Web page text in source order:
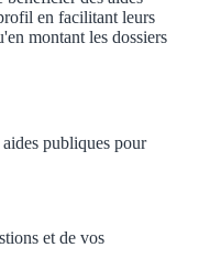
en facilitant leurs
montant les dossiers
et de vos